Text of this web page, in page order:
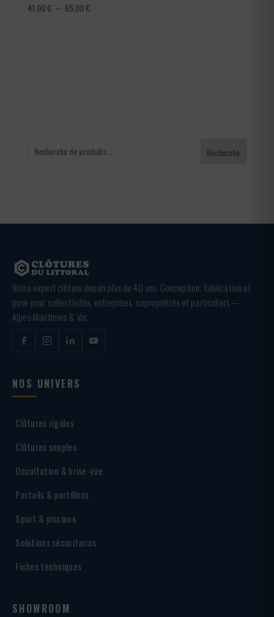
41,00€ – 65,00€Plage
Recherche
Votre expert clôture depuis plus de 40 ans. Conception, fabrication et
pose pour collectivités, entreprises, copropriétés et particuliers —
Alpes-Maritimes & Var.
NOS UNIVERS
Clôtures rigides
Clôtures souples
Occultation & brise-vue
Portails & portillons
Sport & piscines
Solutions sécuritaires
Fiches techniques
SHOWROOM